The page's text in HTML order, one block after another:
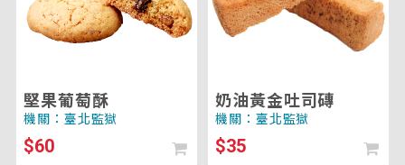
堅果葡萄酥
機關：臺北監獄
$60
司
磚
奶油黃金吐司磚
機關：臺北監獄
$35